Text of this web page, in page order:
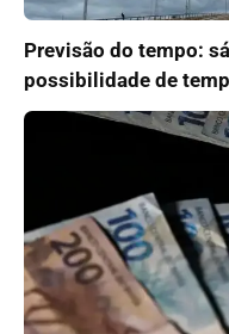
Previsão do tempo:
possibilidade de